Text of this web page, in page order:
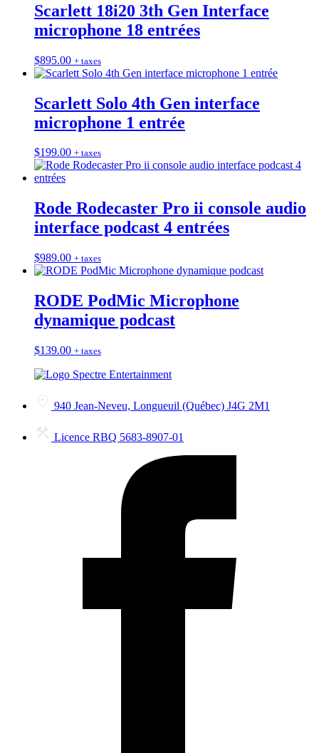
Scarlett 18i20 3th Gen Interface
microphone 18 entrées
$895.00 + taxes
Scarlett Solo 4th Gen interface
microphone 1 entrée
$199.00 + taxes
Rode Rodecaster Pro ii console audio
interface podcast 4 entrées
$989.00 + taxes
RODE PodMic Microphone
dynamique podcast
$139.00 + taxes
940 Jean-Neveu, Longueuil (Québec) J4G 2M1
Licence RBQ 5683-8907-01